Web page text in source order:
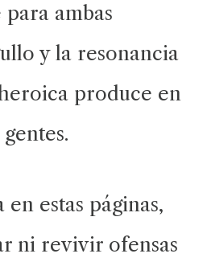
ambas
y la resonancia
produce en
estas páginas,
ni revivir ofensas